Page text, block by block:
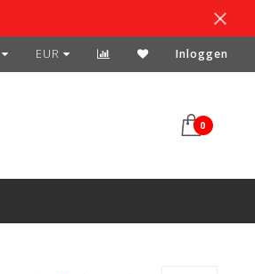
SPAARSYSTEEM
EUR Inloggen
0